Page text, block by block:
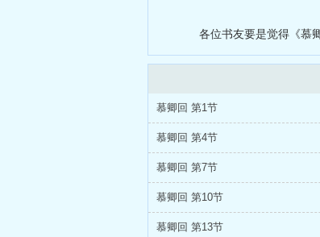
各位书友要是觉得《慕
慕卿回 第1节
慕卿回 第4节
慕卿回 第7节
慕卿回 第10节
慕卿回 第13节